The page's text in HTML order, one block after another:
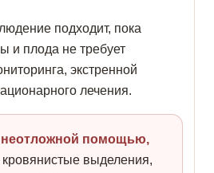
подходит, пока
и плода не требует
экстренной
лечения.
неотложной помощью,
выделения,